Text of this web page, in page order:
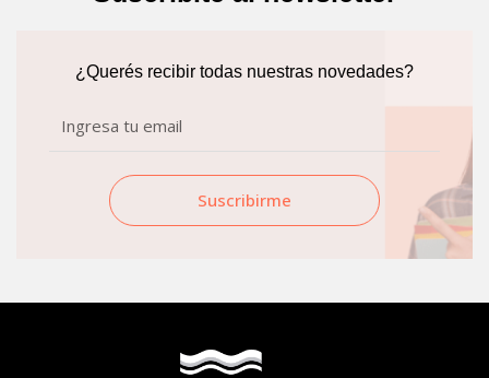
k a
m
¿Querés recibir todas nuestras novedades?
Suscribirme